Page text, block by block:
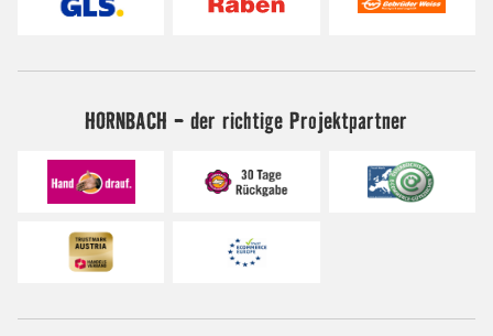
HORNBACH - der richtige Projektpartner